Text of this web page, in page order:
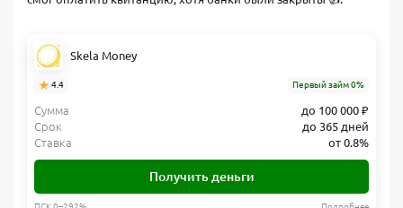
Skela Money
4.4 Первый займ 0%
Сумма
до 100 000 ₽
Срок
до 365 дней
Ставка
от 0.8%
Получить деньги